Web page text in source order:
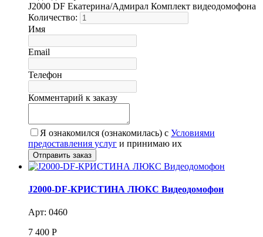
J2000 DF Екатерина/Адмирал Комплект видеодомофона
Количество:
Имя
Email
Телефон
Комментарий к заказу
Я ознакомился (ознакомилась) с Условиями
предоставления услуг и принимаю их
J2000-DF-КРИСТИНА ЛЮКС Видеодомофон
Арт: 0460
7 400 Р